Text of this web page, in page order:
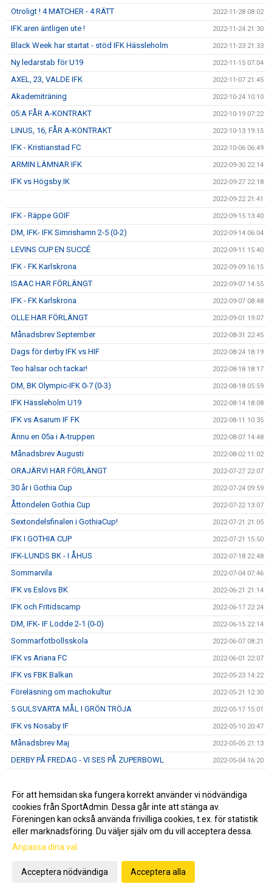
Otroligt ! 4 MATCHER - 4 RÄTT 2022-11-28 08:02
IFK:aren äntligen ute ! 2022-11-24 21:30
Black Week har startat - stöd IFK Hässleholm 2022-11-23 21:33
Ny ledarstab för U19 2022-11-15 07:04
AXEL, 23, VALDE IFK 2022-11-07 21:45
Akademiträning 2022-10-24 10:10
05:A FÅR A-KONTRAKT 2022-10-19 07:22
LINUS, 16, FÅR A-KONTRAKT 2022-10-13 19:15
IFK - Kristianstad FC 2022-10-06 06:49
ARMIN LÄMNAR IFK 2022-09-30 22:14
IFK vs Högsby IK 2022-09-27 22:18
2022-09-22 21:41
IFK - Räppe GOIF 2022-09-15 13:40
DM, IFK- IFK Simrishamn 2-5 (0-2) 2022-09-14 06:04
LEVINS CUP EN SUCCÉ 2022-09-11 15:40
IFK - FK Karlskrona 2022-09-09 16:15
ISAAC HAR FÖRLÄNGT 2022-09-07 14:55
IFK - FK Karlskrona 2022-09-07 08:48
OLLE HAR FÖRLÄNGT 2022-09-01 19:07
Månadsbrev September 2022-08-31 22:45
Dags för derby IFK vs HIF 2022-08-24 18:19
Teo hälsar och tackar! 2022-08-18 18:17
DM, BK Olympic-IFK 0-7 (0-3) 2022-08-18 05:59
IFK Hässleholm U19 2022-08-14 18:08
IFK vs Asarum IF FK 2022-08-11 10:35
Ännu en 05a i A-truppen 2022-08-07 14:48
Månadsbrev Augusti 2022-08-02 11:02
ORAJÄRVI HAR FÖRLÄNGT 2022-07-27 22:07
30 år i Gothia Cup 2022-07-24 09:59
Åttondelen Gothia Cup 2022-07-22 13:07
Sextondelsfinalen i GothiaCup! 2022-07-21 21:05
IFK I GOTHIA CUP 2022-07-21 15:50
IFK-LUNDS BK - I ÅHUS 2022-07-18 22:48
Sommarvila 2022-07-04 07:46
IFK vs Eslövs BK 2022-06-21 21:14
IFK och Fritidscamp 2022-06-17 22:24
DM, IFK- IF Lödde 2-1 (0-0) 2022-06-15 22:14
Sommarfotbollsskola 2022-06-07 08:21
IFK vs Ariana FC 2022-06-01 22:07
IFK vs FBK Balkan 2022-05-23 14:22
Föreläsning om machokultur 2022-05-21 12:30
5 GULSVARTA MÅL I GRÖN TRÖJA 2022-05-17 15:01
IFK vs Nosaby IF 2022-05-10 20:47
Månadsbrev Maj 2022-05-05 21:13
DERBY PÅ FREDAG - VI SES PÅ ZUPERBOWL 2022-05-04 16:20
IFK-auktion IDAG 11.00 2022-04-30 09:11
IFK vs Österlens FF 2022-04-27 14:05
IFK vs FC Rosengård 2022-04-13 18:21
20 NYA IFKare
Ukörning av gödsel
För att hemsidan ska fungera korrekt använder vi nödvändiga
cookies från SportAdmin. Dessa går inte att stänga av.
Föreningen kan också använda frivilliga cookies, t.ex. för statistik
eller marknadsföring. Du väljer själv om du vill acceptera dessa.
Anpassa dina val
Acceptera nödvändiga Acceptera alla